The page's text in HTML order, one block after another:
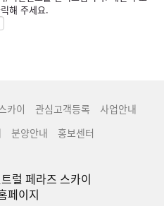
해 주세요.
카이 관심고객등록
사업안내
분양안내 홍보센터
럴 페라즈 스카이
페이지